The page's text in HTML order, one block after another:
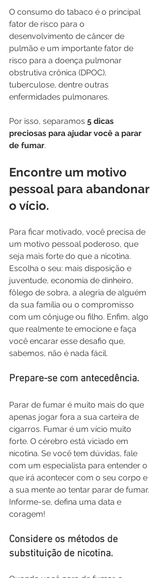
O consumo do tabaco é o principal
fator de risco para o
desenvolvimento de câncer de
pulmão e um importante fator de
risco para a doença pulmonar
obstrutiva crônica (DPOC),
tuberculose, dentre outras
enfermidades pulmonares.
Por isso, separamos 5 dicas
preciosas para ajudar você a parar
de fumar.
Encontre um motivo
pessoal para abandonar
o vício.
Para ficar motivado, você precisa de
um motivo pessoal poderoso, que
seja mais forte do que a nicotina.
Escolha o seu: mais disposição e
juventude, economia de dinheiro,
fôlego de sobra, a alegria de alguém
da sua família ou o compromisso
com um cônjuge ou filho. Enfim, algo
que realmente te emocione e faça
você encarar esse desafio que,
sabemos, não é nada fácil.
Prepare-se com antecedência.
Parar de fumar é muito mais do que
apenas jogar fora a sua carteira de
cigarros. Fumar é um vício muito
forte. O cérebro está viciado em
nicotina. Se você tem dúvidas, fale
com um especialista para entender o
que irá acontecer com o seu corpo e
a sua mente ao tentar parar de fumar.
Informe-se, defina uma data e
coragem!
Considere os métodos de
substituição de nicotina.